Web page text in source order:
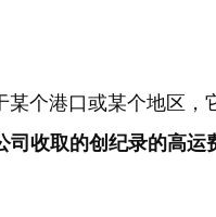
个港口或某个地区，
收取的创纪录的高运